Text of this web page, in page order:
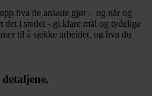
hva de ansatte gjør - og når og
i stedet - gi klare mål og tydelige
til å sjekke arbeidet, og hva du